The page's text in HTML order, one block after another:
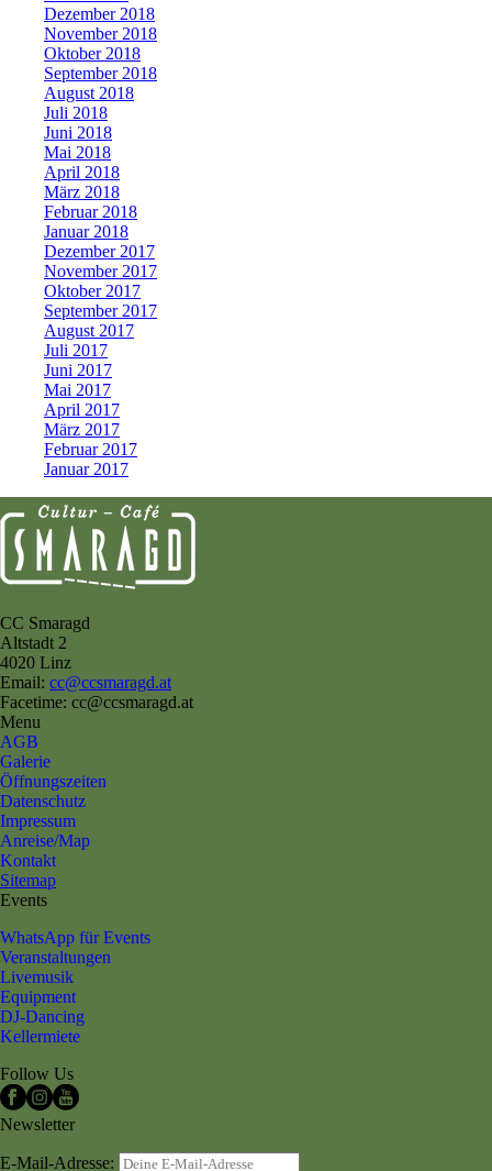
Dezember 2018
November 2018
Oktober 2018
September 2018
August 2018
Juli 2018
Juni 2018
Mai 2018
April 2018
März 2018
Februar 2018
Januar 2018
Dezember 2017
November 2017
Oktober 2017
September 2017
August 2017
Juli 2017
Juni 2017
Mai 2017
April 2017
März 2017
Februar 2017
Januar 2017
CC Smaragd
Altstadt 2
4020 Linz
Email: cc@ccsmaragd.at
Facetime: cc@ccsmaragd.at
Menu
AGB
Galerie
Öffnungszeiten
Datenschutz
Impressum
Anreise/Map
Kontakt
Sitemap
Events
WhatsApp für Events
Veranstaltungen
Livemusik
Equipment
DJ-Dancing
Kellermiete
Follow Us
Newsletter
E-Mail-Adresse: